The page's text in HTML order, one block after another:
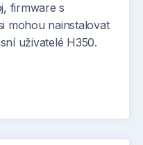
firmware s
mohou nainstalovat
uživatelé H350.